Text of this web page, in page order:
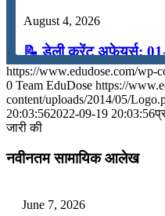
August 4, 2026
📝 डेली करेंट अफेयर्स:
July 31, 2026
📝 डेली करेंट अफेयर्स:
July 25, 2026
https://www.edudose.com/wp-
0 Team EduDose https://
content/uploads/2014/05/
20:03:562022-09-19 20:03:56
जारी की
नवीनतम सामायिक आलेख
June 7, 2026